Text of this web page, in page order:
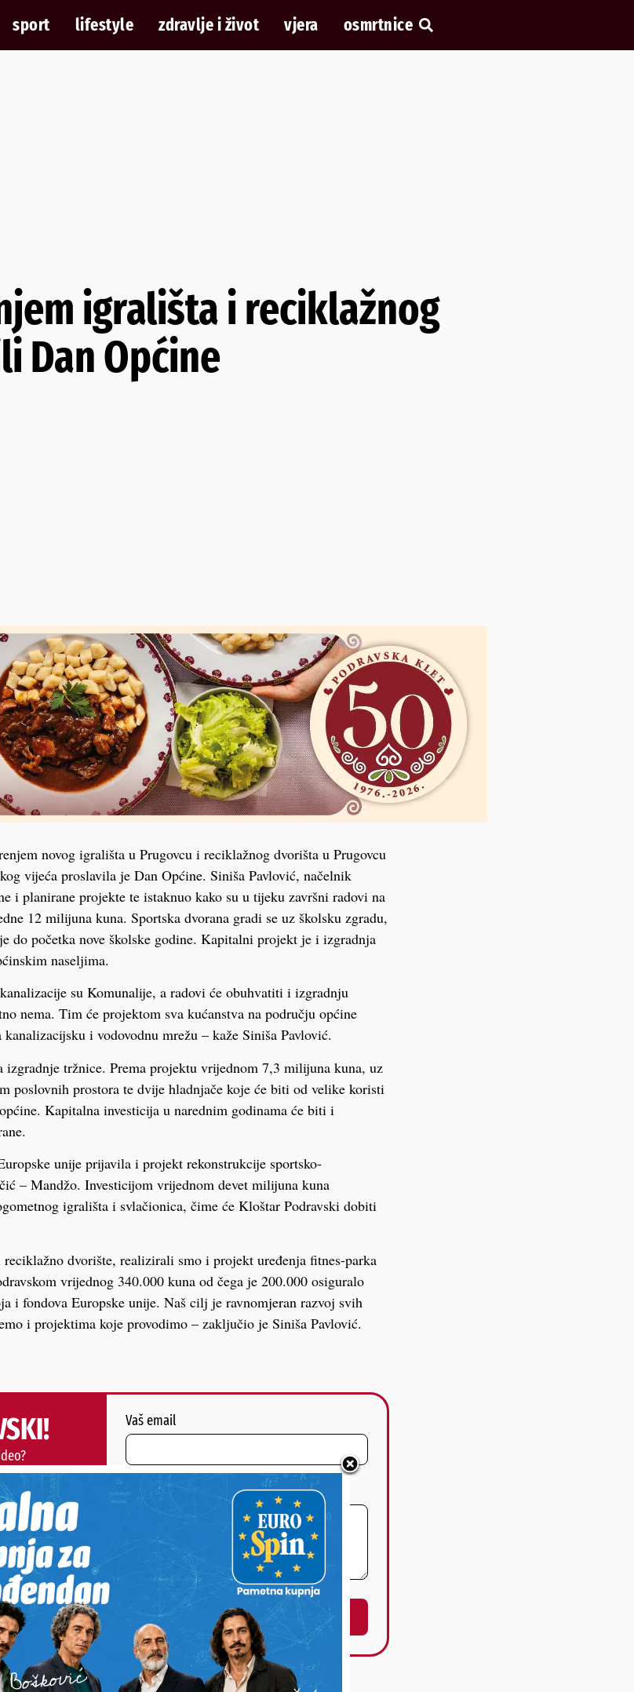
sport lifestyle zdravlje i život vjera osmrtnice
igrališta i reciklažnog
Dan Općine
novog igrališta u Prugovcu i reciklažnog dvorišta u Prugovcu
vijeća proslavila je Dan Općine. Siniša Pavlović, načelnik
i planirane projekte te istaknuo kako su u tijeku završni radovi na
12 milijuna kuna. Sportska dvorana gradi se uz školsku zgradu,
do početka nove školske godine. Kapitalni projekt je i izgradnja
naseljima.
su Komunalije, a radovi će obuhvatiti i izgradnju
nema. Tim će projektom sva kućanstva na području općine
i vodovodnu mrežu – kaže Siniša Pavlović.
tržnice. Prema projektu vrijednom 7,3 milijuna kuna, uz
poslovnih prostora te dvije hladnjače koje će biti od velike koristi
Kapitalna investicija u narednim godinama će biti i
unije prijavila i projekt rekonstrukcije sportsko-
– Mandžo. Investicijom vrijednom devet milijuna kuna
igrališta i svlačionica, čime će Kloštar Podravski dobiti
dvorište, realizirali smo i projekt uređenja fitnes-parka
vrijednog 340.000 kuna od čega je 200.000 osiguralo
i fondova Europske unije. Naš cilj je ravnomjeran razvoj svih
i projektima koje provodimo – zaključio je Siniša Pavlović.
nekoga
Vaš email
Poruka
POŠALJI
Alternative: